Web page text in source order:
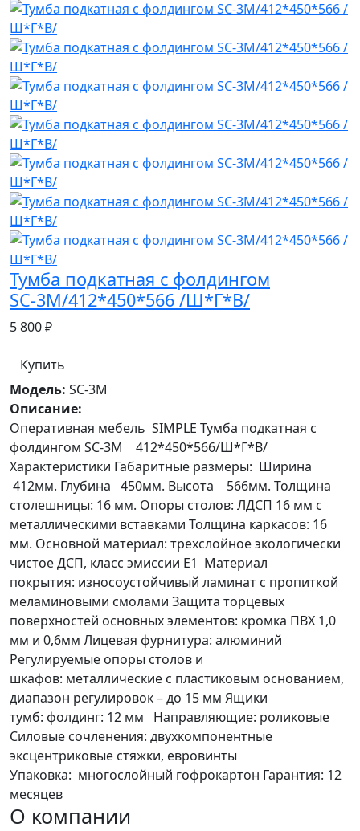
Тумба подкатная с фолдингом
SС-3М/412*450*566 /Ш*Г*В/
5 800 ₽
Купить
Модель: SС-3М
Описание:
Оперативная мебель SIMPLE Тумба подкатная с
фолдингом SС-3М 412*450*566/Ш*Г*В/
Характеристики Габаритные размеры: Ширина
412мм. Глубина 450мм. Высота 566мм. Толщина
столешницы: 16 мм. Опоры столов: ЛДСП 16 мм с
металлическими вставками Толщина каркасов: 16
мм. Основной материал: трехслойное экологически
чистое ДСП, класс эмиссии Е1 Материал
покрытия: износоустойчивый ламинат с пропиткой
меламиновыми смолами Защита торцевых
поверхностей основных элементов: кромка ПВХ 1,0
мм и 0,6мм Лицевая фурнитура: алюминий
Регулируемые опоры столов и
шкафов: металлические с пластиковым основанием,
диапазон регулировок – до 15 мм Ящики
тумб: фолдинг: 12 мм Направляющие: роликовые
Силовые сочленения: двухкомпонентные
эксцентриковые стяжки, евровинты
Упаковка: многослойный гофрокартон Гарантия: 12
месяцев
О компании